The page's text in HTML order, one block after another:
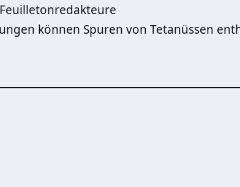
können Spuren von Tetanüssen